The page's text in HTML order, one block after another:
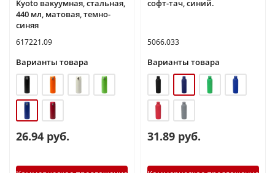
Kyoto вакуумная, стальная,
440 мл, матовая, темно-
синяя
617221.09
Варианты товара
26.94 руб.
софт-тач, синий.
5066.033
Варианты товара
31.89 руб.